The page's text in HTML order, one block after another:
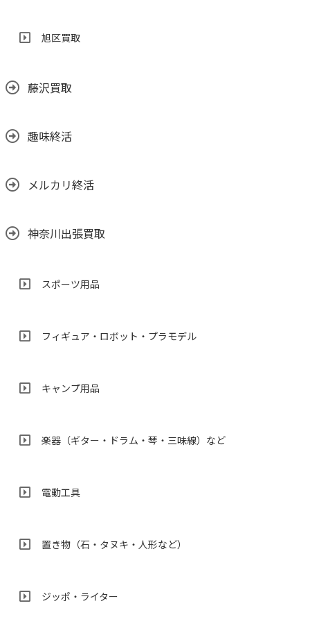
旭区買取
藤沢買取
趣味終活
メルカリ終活
神奈川出張買取
スポーツ用品
フィギュア・ロボット・プラモデル
キャンプ用品
楽器（ギター・ドラム・琴・三味線）など
電動工具
置き物（石・タヌキ・人形など）
ジッポ・ライター